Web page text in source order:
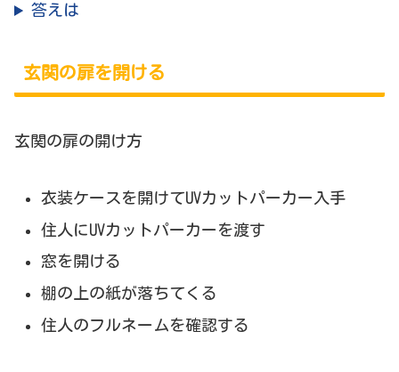
答えは
玄関の扉を開ける
玄関の扉の開け方
衣装ケースを開けてUVカットパーカー入手
住人にUVカットパーカーを渡す
窓を開ける
棚の上の紙が落ちてくる
住人のフルネームを確認する